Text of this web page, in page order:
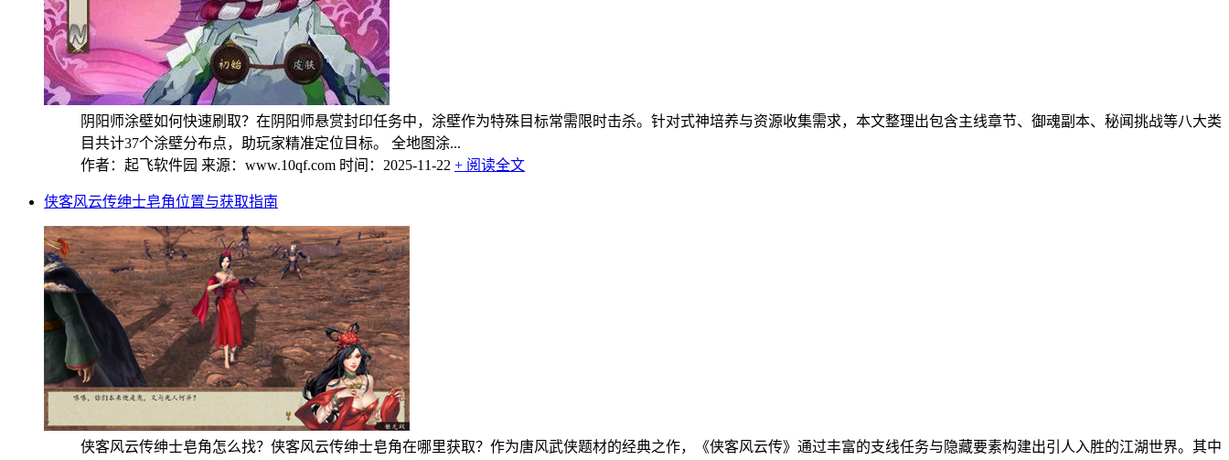
阴阳师涂壁如何快速刷取？在阴阳师悬赏封印任务中，涂壁作为特殊目标常需限时击杀。针对式神培养与资源收集需求，本文整理出包含主线章节、御魂副本、秘闻挑战等八大类
目共计37个涂壁分布点，助玩家精准定位目标。 全地图涂...
作者：起飞软件园 来源：www.10qf.com 时间：2025-11-22 + 阅读全文
侠客风云传绅士皂角位置与获取指南
侠客风云传绅士皂角怎么找？侠客风云传绅士皂角在哪里获取？作为唐风武侠题材的经典之作，《侠客风云传》通过丰富的支线任务与隐藏要素构建出引人入胜的江湖世界。其中